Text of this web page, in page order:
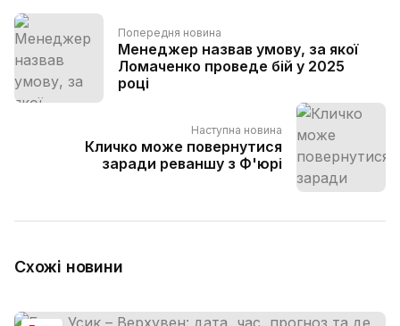
Попередня новина
Менеджер назвав умову, за якої
Ломаченко проведе бій у 2025
році
Наступна новина
Кличко може повернутися
заради реваншу з Ф'юрі
Схожі новини